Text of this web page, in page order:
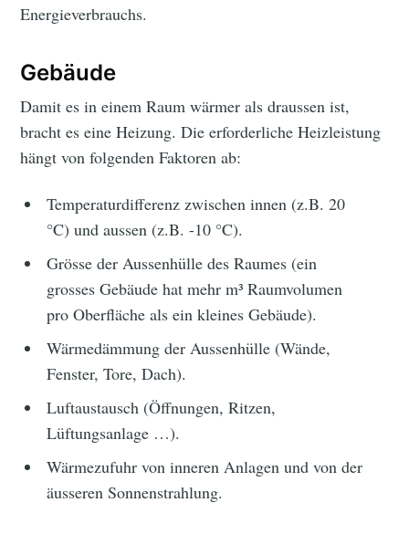
Energieverbrauchs.
Gebäude
Damit es in einem Raum wärmer als draussen ist,
bracht es eine Heizung. Die erforderliche Heizleistung
hängt von folgenden Faktoren ab:
Temperaturdifferenz zwischen innen (z.B. 20
°C) und aussen (z.B. -10 °C).
Grösse der Aussenhülle des Raumes (ein
grosses Gebäude hat mehr m³ Raumvolumen
pro Oberfläche als ein kleines Gebäude).
Wärmedämmung der Aussenhülle (Wände,
Fenster, Tore, Dach).
Luftaustausch (Öffnungen, Ritzen,
Lüftungsanlage …).
Wärmezufuhr von inneren Anlagen und von der
äusseren Sonnenstrahlung.